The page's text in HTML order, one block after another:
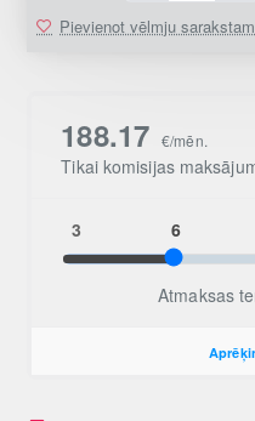
Pievienot vēlmju sarakstam